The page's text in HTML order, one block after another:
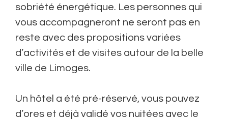
sobriété énergétique. Les personnes qui
vous accompagneront ne seront pas en
reste avec des propositions variées
d’activités et de visites autour de la belle
ville de Limoges.
Un hôtel a été pré-réservé, vous pouvez
d’ores et déjà validé vos nuitées avec le